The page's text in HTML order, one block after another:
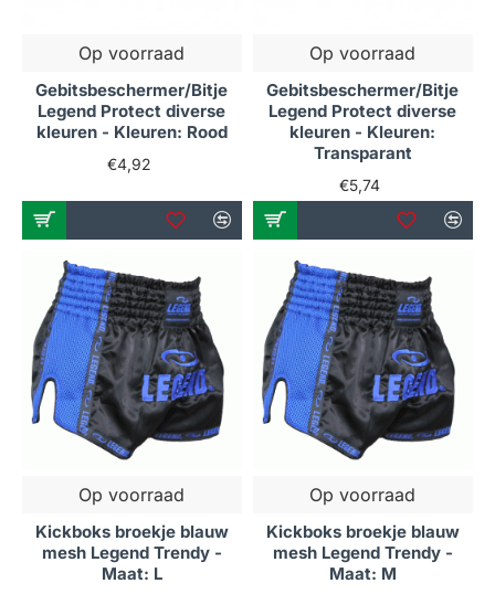
Op voorraad
Gebitsbeschermer/Bitje
Legend Protect diverse
kleuren - Kleuren: Rood
€4,92
Op voorraad
Gebitsbeschermer/Bitje
Legend Protect diverse
kleuren - Kleuren:
Transparant
€5,74
Op voorraad
Kickboks broekje blauw
mesh Legend Trendy -
Maat: L
Op voorraad
Kickboks broekje blauw
mesh Legend Trendy -
Maat: M